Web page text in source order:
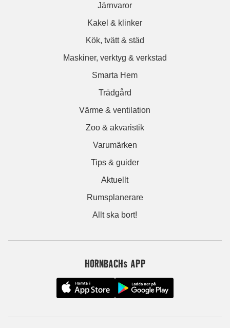
Järnvaror
Kakel & klinker
Kök, tvätt & städ
Maskiner, verktyg & verkstad
Smarta Hem
Trädgård
Värme & ventilation
Zoo & akvaristik
Varumärken
Tips & guider
Aktuellt
Rumsplanerare
Allt ska bort!
HORNBACHs APP